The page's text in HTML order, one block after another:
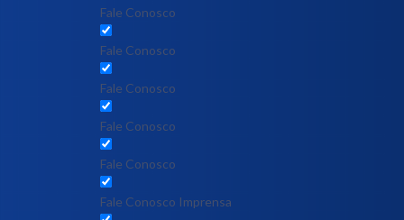
Fale Conosco
Fale Conosco
Fale Conosco
Fale Conosco
Fale Conosco
Fale Conosco Imprensa